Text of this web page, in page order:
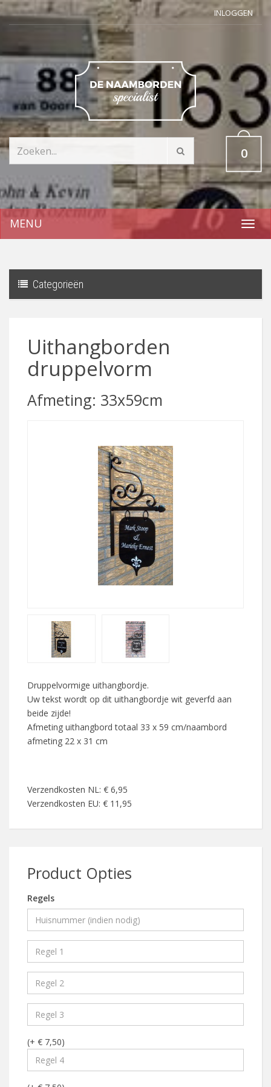
INLOGGEN
0
MENU
Categorieën
Uithangborden
druppelvorm
Afmeting: 33x59cm
Druppelvormige uithangbordje.
Uw tekst wordt op dit uithangbordje wit geverfd aan
beide zijde!
Afmeting uithangbord totaal 33 x 59 cm/naambord
afmeting 22 x 31 cm
Verzendkosten NL: € 6,95
Verzendkosten EU: € 11,95
Product Opties
Regels
(+ € 7,50)